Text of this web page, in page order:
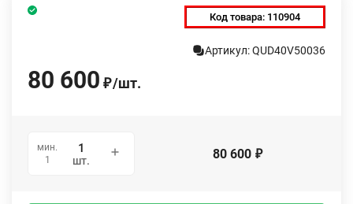
Код товара: 110904
Артикул: QUD40V50036
80 600 ₽/шт.
мин.
1
шт. 80 600 ₽